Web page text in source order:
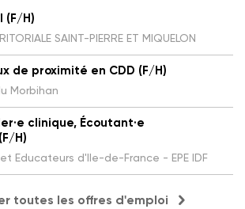
(F/H)
SAINT-PIERRE ET MIQUELON
de proximité en CDD (F/H)
Morbihan
clinique, Écoutant·e
H)
Educateurs d'Ile-de-France - EPE IDF
toutes les offres d'emploi